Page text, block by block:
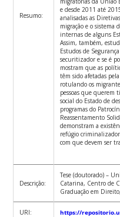
Resumo:
e desde 2011 até
analisadas as
migração e o sistema
internas de alguns
Assim, também,
Estudos de
securitizador e se é
mostram que as
têm sido afetadas
rotulando os
pessoas que querem
social do Estado de
programas do
Reassentamento
demonstram a
refúgio
com que devem ser
Descrição:
Tese (doutorado) –
Catarina, Centro de
Graduação em
URI: https://